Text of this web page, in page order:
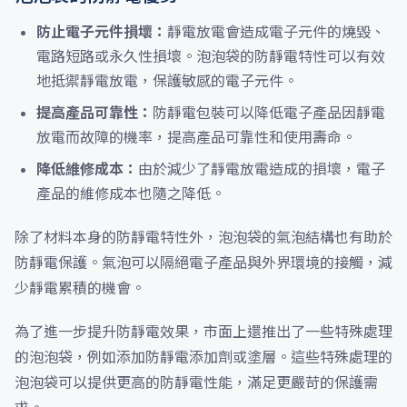
防止電子元件損壞： 靜電放電會造成電子元件的燒毀、
電路短路或永久性損壞。泡泡袋的防靜電特性可以有效
地抵禦靜電放電，保護敏感的電子元件。
提高產品可靠性： 防靜電包裝可以降低電子產品因靜電
放電而故障的機率，提高產品可靠性和使用壽命。
降低維修成本： 由於減少了靜電放電造成的損壞，電子
產品的維修成本也隨之降低。
除了材料本身的防靜電特性外，泡泡袋的氣泡結構也有助於
防靜電保護。氣泡可以隔絕電子產品與外界環境的接觸，減
少靜電累積的機會。
為了進一步提升防靜電效果，市面上還推出了一些特殊處理
的泡泡袋，例如添加防靜電添加劑或塗層。這些特殊處理的
泡泡袋可以提供更高的防靜電性能，滿足更嚴苛的保護需